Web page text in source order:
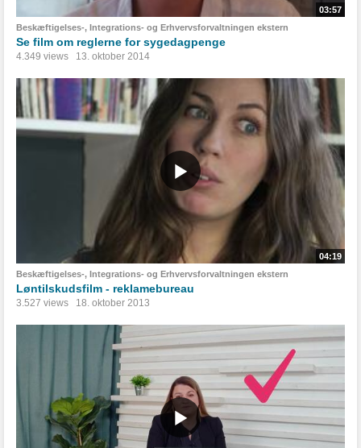
03:57
Beskæftigelses-, Integrations- og Erhvervsforvaltningen ekstern
Se film om reglerne for sygedagpenge
4.349 views 13. oktober 2014
04:19
Beskæftigelses-, Integrations- og Erhvervsforvaltningen ekstern
Løntilskudsfilm - reklamebureau
3.527 views 18. oktober 2013